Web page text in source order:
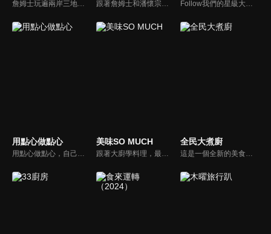
用點心做點心
用點心做點心，自己動手最開心！全台唯一以點心烘焙為主題的電視節目，邀請熱愛烘焙料理的你/妳，一起加入我們DIY各式各樣的點心。
美味SO MUCH
跟著大廚學料理，最強的料理小百科，美味SO MUCH！
全民大煮廚
這是一個全新的美食節目，將為您煮出台灣的好滋味，豐富、美味的畫面，傳遞「煮廚」對料理的用心，獨特的介紹方式，要你吃得更有創意、吃得更有趣！現今飲食已趨健康走向為主，「全民大煮廚」要用「輕食輕煙」讓你吃出健康與活力，並帶觀眾們從食材開始，想成為達人級的吃貨，走～我們從「煮」開始！